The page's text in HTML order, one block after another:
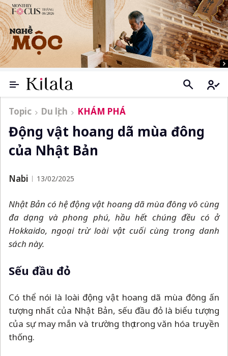
Topic Du lịch KHÁM PHÁ
Động vật hoang dã mùa đông
của Nhật Bản
Nabi 13/02/2025
Nhật Bản có hệ động vật hoang dã mùa đông vô cùng
đa dạng và phong phú, hầu hết chúng đều có ở
Hokkaido, ngoại trừ loài vật cuối cùng trong danh
sách này.
Sếu đầu đỏ
Có thể nói là loài động vật hoang dã mùa đông ấn
tượng nhất của Nhật Bản, sếu đầu đỏ là biểu tượng
của sự may mắn và trường thọ trong văn hóa truyền
thống.